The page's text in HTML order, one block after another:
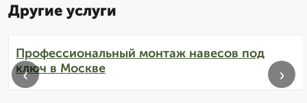
Другие услуги
Профессиональный монтаж навесов под
ключ в Москве
‹ ›